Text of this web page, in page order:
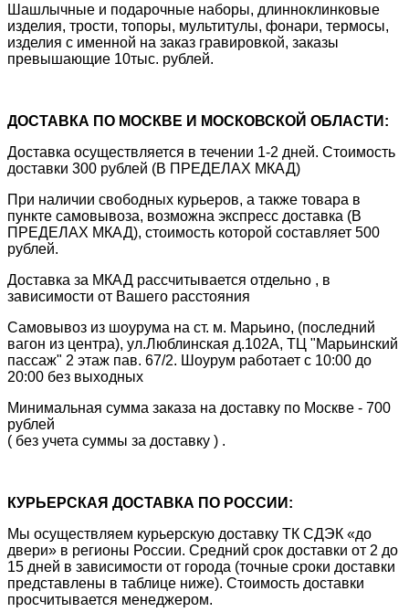
Шашлычные и подарочные наборы, длинноклинковые
изделия, трости, топоры, мультитулы, фонари, термосы,
изделия с именной на заказ гравировкой, заказы
превышающие 10тыс. рублей.
ДОСТАВКА ПО МОСКВЕ И МОСКОВСКОЙ ОБЛАСТИ:
Доставка осуществляется в течении 1-2 дней. Стоимость
доставки 300 рублей (В ПРЕДЕЛАХ МКАД)
При наличии свободных курьеров, а также товара в
пункте самовывоза, возможна экспресс доставка (В
ПРЕДЕЛАХ МКАД), стоимость которой составляет 500
рублей.
Доставка за МКАД рассчитывается отдельно , в
зависимости от Вашего расстояния
Самовывоз из шоурума на ст. м. Марьино, (последний
вагон из центра), ул.Люблинская д.102А, ТЦ "Марьинский
пассаж" 2 этаж пав. 67/2. Шоурум работает с 10:00 до
20:00 без выходных
Минимальная сумма заказа на доставку по Москве - 700
рублей
( без учета суммы за доставку ) .
КУРЬЕРСКАЯ ДОСТАВКА ПО РОССИИ:
Мы осуществляем курьерскую доставку ТК СДЭК «до
двери» в регионы России. Средний срок доставки от 2 до
15 дней в зависимости от города (точные сроки доставки
представлены в таблице ниже). Стоимость доставки
просчитывается менеджером.